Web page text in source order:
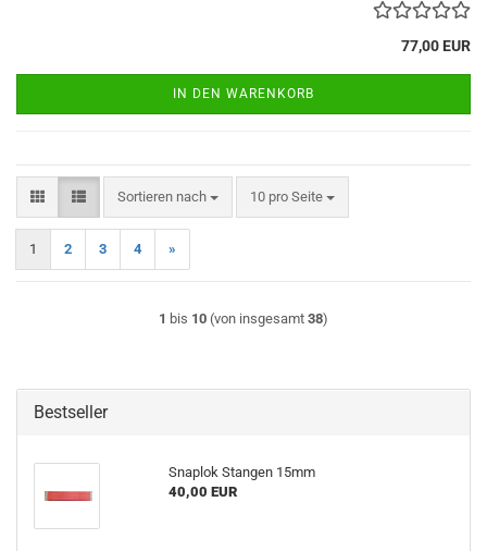
77,00 EUR
IN DEN WARENKORB
Sortieren nach
Sortieren nach 10 pro Seite
pro Seite
1 2 3 4 »
1 bis 10 (von insgesamt 38)
Bestseller
Sna­p­lok Stan­gen 15mm
40,00 EUR